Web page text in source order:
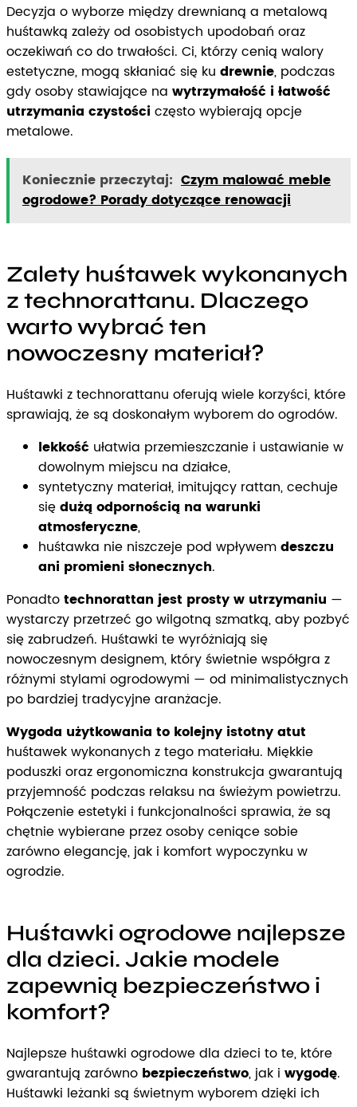
Decyzja o wyborze między drewnianą a metalową
huśtawką zależy od osobistych upodobań oraz
oczekiwań co do trwałości. Ci, którzy cenią walory
estetyczne, mogą skłaniać się ku drewnie, podczas
gdy osoby stawiające na wytrzymałość i łatwość
utrzymania czystościczęsto wybierają opcje
metalowe.
Koniecznie przeczytaj: Czym malować meble
ogrodowe? Porady dotyczące renowacji
Zalety huśtawek wykonanych
z technorattanu. Dlaczego
warto wybrać ten
nowoczesny materiał?
Huśtawki z technorattanu oferują wiele korzyści, które
sprawiają, że są doskonałym wyborem do ogrodów.
lekkość ułatwia przemieszczanie i ustawianie w
dowolnym miejscu na działce,
syntetyczny materiał, imitujący rattan, cechuje
siędużą odpornością na warunki
atmosferyczne,
huśtawka nie niszczeje pod wpływemdeszczu
ani promieni słonecznych.
Ponadtotechnorattan jest prosty w utrzymaniu —
wystarczy przetrzeć go wilgotną szmatką, aby pozbyć
się zabrudzeń. Huśtawki te wyróżniają się
nowoczesnym designem, który świetnie współgra z
różnymi stylami ogrodowymi — od minimalistycznych
po bardziej tradycyjne aranżacje.
Wygoda użytkowania to kolejny istotny atut
huśtawek wykonanych z tego materiału. Miękkie
poduszki oraz ergonomiczna konstrukcja gwarantują
przyjemność podczas relaksu na świeżym powietrzu.
Połączenie estetyki i funkcjonalności sprawia, że są
chętnie wybierane przez osoby ceniące sobie
zarówno elegancję, jak i komfort wypoczynku w
ogrodzie.
Huśtawki ogrodowe najlepsze
dla dzieci. Jakie modele
zapewnią bezpieczeństwo i
komfort?
Najlepsze huśtawki ogrodowe dla dzieci to te, które
gwarantują zarówno bezpieczeństwo, jak i wygodę.
Huśtawki leżanki są świetnym wyborem dzięki ich